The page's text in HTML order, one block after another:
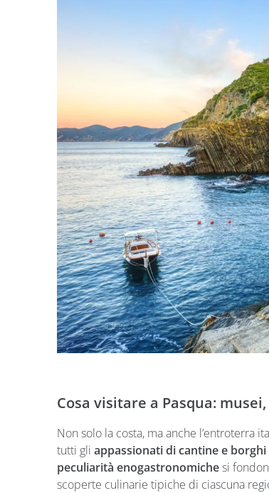
Cosa visitare a Pasqua:
Non solo la costa, ma anche l’entroterra
tutti gli appassionati di cantine e
peculiarità enogastronomichesi
scoperte culinarie tipiche di ciascuna